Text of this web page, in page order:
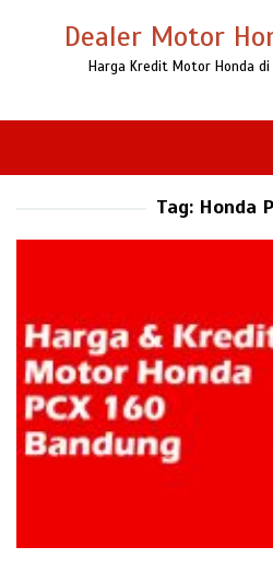
Dealer Motor
Harga Kredit Motor Honda di
Tag: Honda